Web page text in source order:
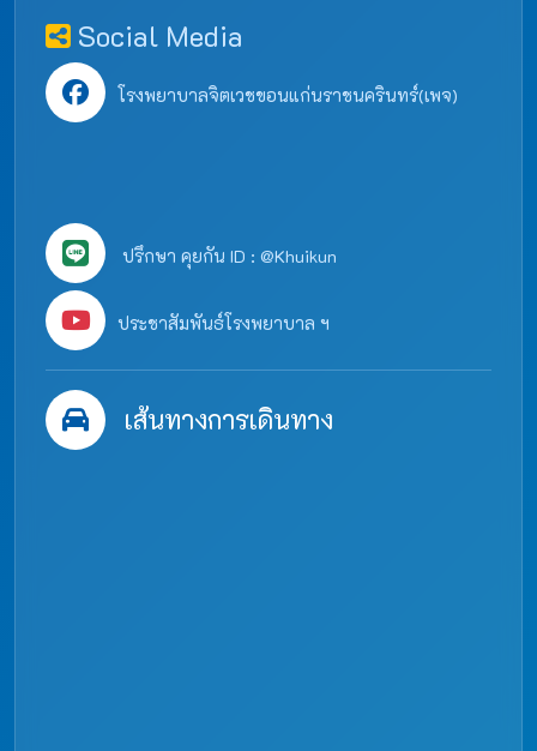
Social Media
โรงพยาบาลจิตเวชขอนแก่นราชนครินทร์(เพจ)
ปรึกษา คุยกัน ID : @Khuikun
ประชาสัมพันธ์โรงพยาบาล ฯ
เส้นทางการเดินทาง